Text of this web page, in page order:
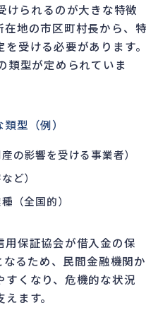
けられるのが大きな特徴
地の市区町村長から、特
受ける必要があります。
類型が定められていま
型（例）
の影響を受ける事業者）
ど）
（全国的）
用保証協会が借入金の保
るため、民間金融機関か
すくなり、危機的な状況
ます。